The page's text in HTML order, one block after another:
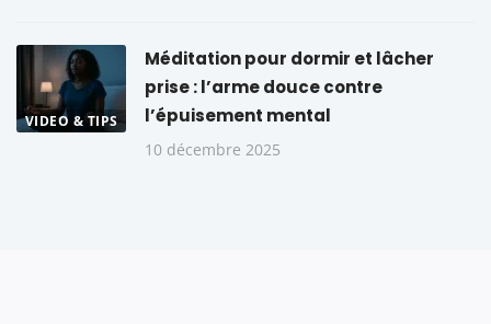
VIDEO & TIPS
Méditation pour dormir et lâcher
prise : l’arme douce contre
l’épuisement mental
10 décembre 2025